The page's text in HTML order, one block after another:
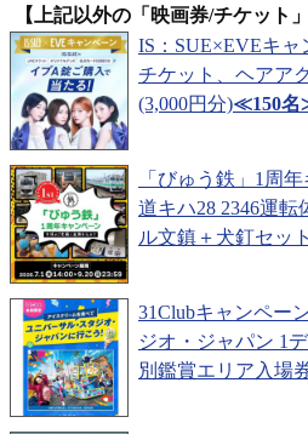
【上記以外の「映画券/チケット
IS：SUE×EVEキ
チケット、ヘアア
(3,000円分)≪150
「びゅう鉄」1周
道キハ28 2346運
ル文鎮＋犬釘セット
31Clubキャンペー
ジオ・ジャパン 1
別鑑賞エリア入場